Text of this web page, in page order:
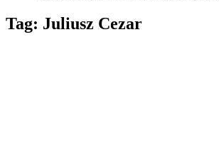
Tag: Juliusz Cezar